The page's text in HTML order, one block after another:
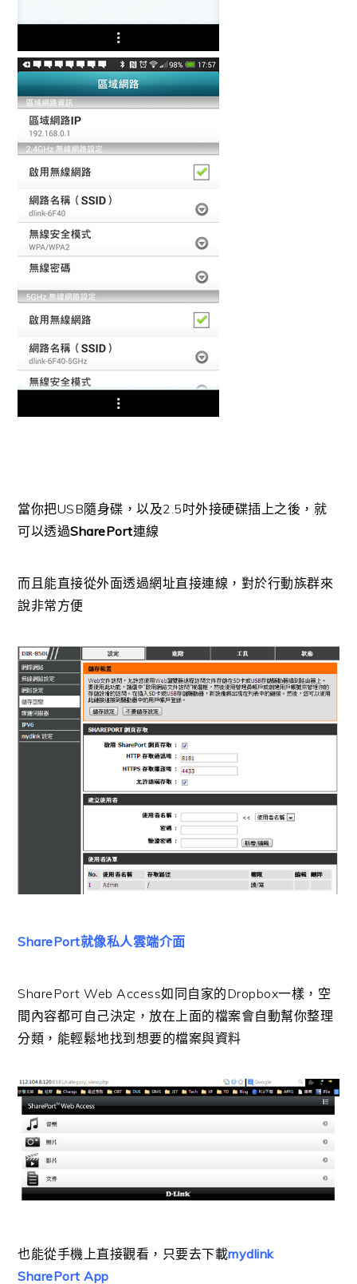
當你把USB隨身碟，以及2.5吋外接硬碟插上之後，就
可以透過SharePort連線
而且能直接從外面透過網址直接連線，對於行動族群來
說非常方便
SharePort就像私人雲端介面
SharePort Web Access如同自家的Dropbox一樣，空
間內容都可自己決定，放在上面的檔案會自動幫你整理
分類，能輕鬆地找到想要的檔案與資料
也能從手機上直接觀看，只要去下載mydlink
SharePort App